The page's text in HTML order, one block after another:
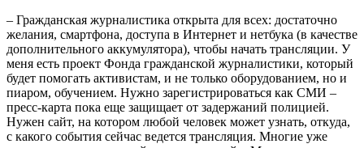
– Гражданская журналистика открыта для всех: достаточно
желания, смартфона, доступа в Интернет и нетбука (в качестве
дополнительного аккумулятора), чтобы начать трансляции. У
меня есть проект Фонда гражданской журналистики, который
будет помогать активистам, и не только оборудованием, но и
пиаром, обучением. Нужно зарегистрироваться как СМИ –
пресс-карта пока еще защищает от задержаний полицией.
Нужен сайт, на котором любой человек может узнать, откуда,
с какого события сейчас ведется трансляция. Многие уже